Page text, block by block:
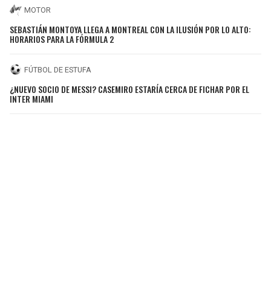
MOTOR
SEBASTIÁN MONTOYA LLEGA A MONTREAL CON LA ILUSIÓN POR LO ALTO:
HORARIOS PARA LA FÓRMULA 2
FÚTBOL DE ESTUFA
¿NUEVO SOCIO DE MESSI? CASEMIRO ESTARÍA CERCA DE FICHAR POR EL
INTER MIAMI